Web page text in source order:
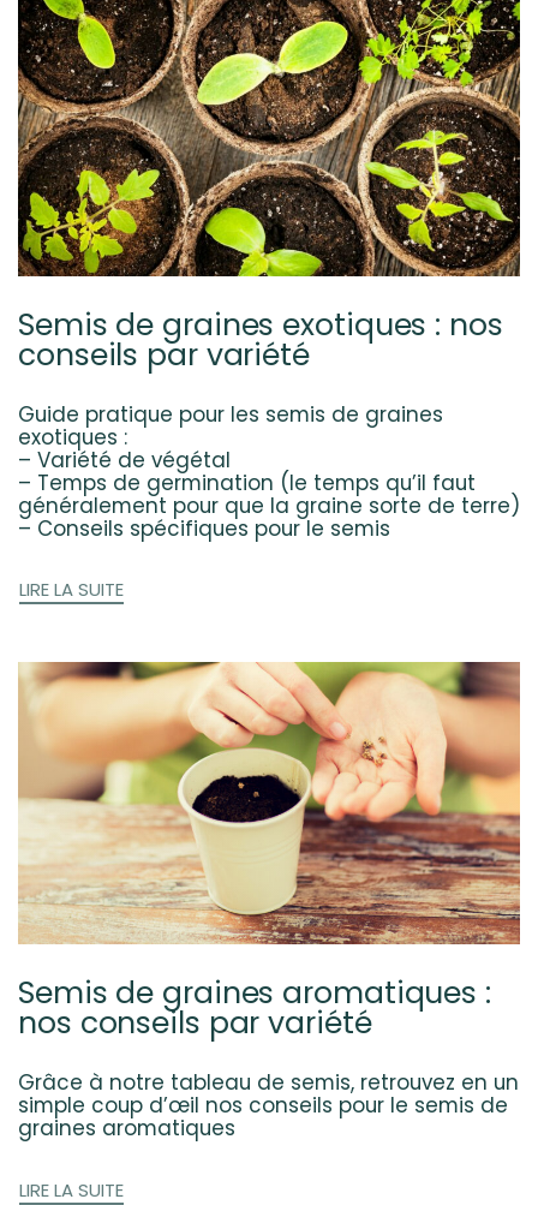
Semis de graines exotiques : nos
conseils par variété
Guide pratique pour les semis de graines
exotiques :
– Variété de végétal
– Temps de germination (le temps qu’il faut
généralement pour que la graine sorte de terre)
– Conseils spécifiques pour le semis
LIRE LA SUITE
Semis de graines aromatiques :
nos conseils par variété
Grâce à notre tableau de semis, retrouvez en un
simple coup d’œil nos conseils pour le semis de
graines aromatiques
LIRE LA SUITE